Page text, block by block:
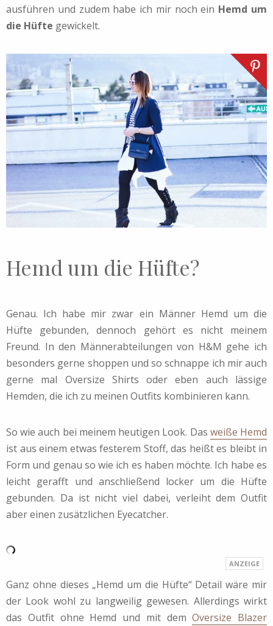
ausführen und zudem habe ich mir noch ein Hemd um
die Hüfte gewickelt.
Hemd um die Hüfte?
Genau. Ich habe mir zwar ein Männer Hemd um die
Hüfte gebunden, dennoch gehört es nicht meinem
Freund. In den Männerabteilungen von H&M gehe ich
besonders gerne shoppen und so schnappe ich mir auch
gerne mal Oversize Shirts oder eben auch lässige
Hemden, die ich zu meinen Outfits kombinieren kann.
So wie auch bei meinem heutigen Look. Das weiße Hemd
ist aus einem etwas festerem Stoff, das heißt es bleibt in
Form und genau so wie ich es haben möchte. Ich habe es
leicht gerafft und anschließend locker um die Hüfte
gebunden. Da ist nicht viel dabei, verleiht dem Outfit
aber einen zusätzlichen Eyecatcher.
Ganz ohne dieses „Hemd um die Hüfte“ Detail wäre mir
der Look wohl zu langweilig gewesen. Allerdings wirkt
das Outfit ohne Hemd und mit demOversize Blazer